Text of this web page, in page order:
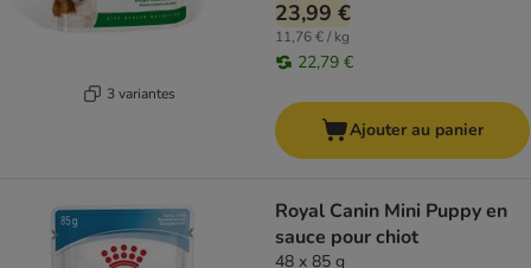
3 variantes
23,99 €
11,76 € / kg
22,79 €
Ajouter au panier
Royal Canin Mini Puppy en
sauce pour chiot
48 x 85 g